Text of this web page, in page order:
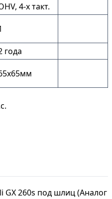
4-x такт.
года
GX 260s под шлиц (Аналог